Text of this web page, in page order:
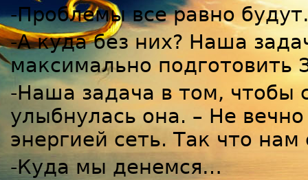
-Проблемы все равно
-А куда без них? Наша
максимально подготовить
-Наша задача в том, чтобы
улыбнулась она. – Не
энергией сеть. Так что
-Куда мы денемся…